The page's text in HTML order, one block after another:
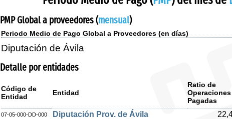
PMP Global a proveedores (mensual)
Periodo Medio de Pago Global a Proveedores (en días)
Diputación de Ávila
Detalle por entidades
Código de
Entidad
Entidad
Ratio de
Operaciones
Pagadas
07-05-000-DD-000 Diputación Prov. de Ávila